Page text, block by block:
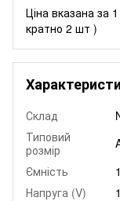
Ціна вказана за
кратно 2 шт )
Склад
Типовий
розмір
Ємність
Напруга (V)